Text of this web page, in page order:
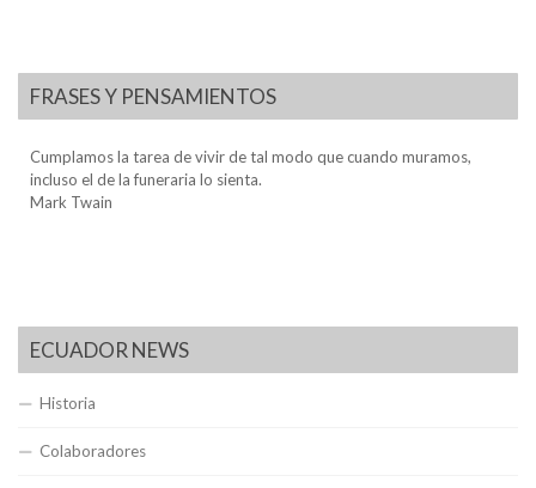
FRASES Y PENSAMIENTOS
Cumplamos la tarea de vivir de tal modo que cuando muramos,
incluso el de la funeraria lo sienta.
Mark Twain
ECUADOR NEWS
Historia
Colaboradores